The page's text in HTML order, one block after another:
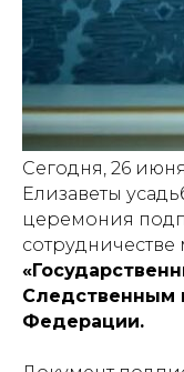
Сегодня, 26
Елизаветы
церемония
Следственным
Федерации.